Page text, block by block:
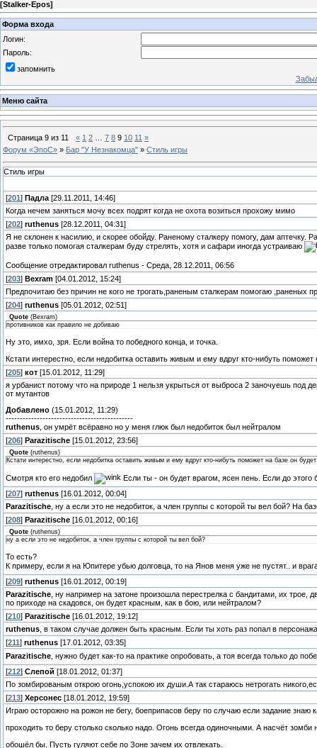
[Stalker-Epos]
Форма входа
Логин:
Пароль:
запомнить
Меню сайта
Страница 9 из 11 « 1 2 7 8 9 10 11 »
Форум «ЭпоС» » Бар "У Незнакомца" » Стиль игры
Стиль игры
[201 ] Падла [29.11.2011, 14:46]
Когда нечем заняться мочу всех подрят когда не охота возиться прохожу мимо
[202] ruthenus [28.12.2011, 04:31]
Я не склонен к насилию, и скорее обойду. Раненому сталкеру помогу, дам аптечку.
разве только помогая сталкерам буду стрелять, хотя и сафари иногда устраиваю
Сообщение отредактировал ruthenus - Среда, 28.12.2011, 06:56
[203] Bexram [04.01.2012, 15:24]
Предпочитаю без причин не кого не трогать,раненым сталкерам помогаю ,раненых
[204] ruthenus [05.01.2012, 02:51]
Quote (Bexram)
противников как правило не добиваю
Ну это, имхо, зря. Если война то победного конца, и точка.
Кстати интерестно, если недобитка оставить живым и ему вдруг кто-нибуть
[205] кот [15.01.2012, 11:29]
я урбанист потому что на природе 1 нельзя укрыться от выброса 2 заночуешь под
от мутантов
Добавлено (15.01.2012, 11:29)
---------------------------------------------
ruthenus , он умрёт всёравно но у меня глюк был недобиток был нейтралом
[206] Parazitische [15.01.2012, 23:56]
Quote (ruthenus)
Кстати интерестно, если недобитка оставить живым и ему вдруг кто-нибуть поможет на базе он
Смотря кто его недобил
Если ты - он будет врагом, ясен пень. Если до
[207] ruthenus [16.01.2012, 00:04]
Parazitische , ну а если это не недобиток, а член группы с которой ты вел бой? На
[208] Parazitische [16.01.2012, 00:16]
Quote (ruthenus)
ну а если это не недобиток, а член группы с которой ты вел бой?
То есть?
К примеру, если я на Юпитере убью долговца, то на Янов меня уже не пустят.. и
[209] ruthenus [16.01.2012, 00:19]
Parazitische , ну например на затоне произошла перестрелка с бандитами, их
по приходе на скадовск, он будет красным, как в бою, или нейтралом?
[210] Parazitische [16.01.2012, 19:12]
ruthenus , в таком случае должен быть красным. Если ты хоть раз попал в
[211 ] ruthenus [17.01.2012, 03:35]
Parazitische , нужно будет как-то на практике опробовать, а тоя всегда только до
[212] Слепой [18.01.2012, 01:37]
По зомбированым открою огонь,успокою их души.А так стараюсь нетрогать
[213] Херсонес [18.01.2012, 19:59]
Играю осторожно на рожон не бегу, боеприпасов беру по случаю если задание знаю
проходить то беру столько сколько надо. Огонь всегда одиночными. А насчёт зомби
обошёл бы. Пусть гуляют себе по Зоне зачем их отвлекать.